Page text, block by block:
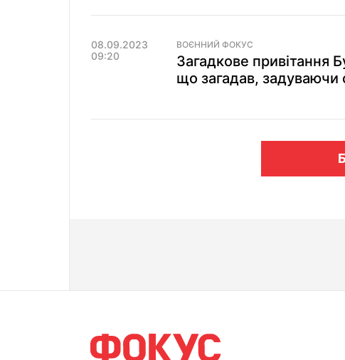
08.09.2023
09:20
ВОЄННИЙ ФОКУС
Загадкове привітання
що загадав, задуваючи